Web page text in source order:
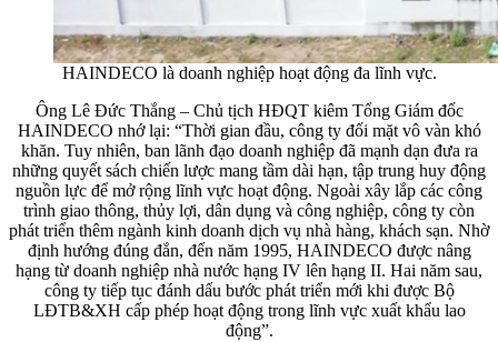
HAINDECO là doanh nghiệp hoạt động đa lĩnh vực.
Ông Lê Đức Thắng – Chủ tịch HĐQT kiêm Tổng Giám đốc
HAINDECO nhớ lại: “Thời gian đầu, công ty đối mặt vô vàn khó
khăn. Tuy nhiên, ban lãnh đạo doanh nghiệp đã mạnh dạn đưa ra
những quyết sách chiến lược mang tầm dài hạn, tập trung huy động
nguồn lực để mở rộng lĩnh vực hoạt động. Ngoài xây lắp các công
trình giao thông, thủy lợi, dân dụng và công nghiệp, công ty còn
phát triển thêm ngành kinh doanh dịch vụ nhà hàng, khách sạn. Nhờ
định hướng đúng đắn, đến năm 1995, HAINDECO được nâng
hạng từ doanh nghiệp nhà nước hạng IV lên hạng II. Hai năm sau,
công ty tiếp tục đánh dấu bước phát triển mới khi được Bộ
LĐTB&XH cấp phép hoạt động trong lĩnh vực xuất khẩu lao
động”.